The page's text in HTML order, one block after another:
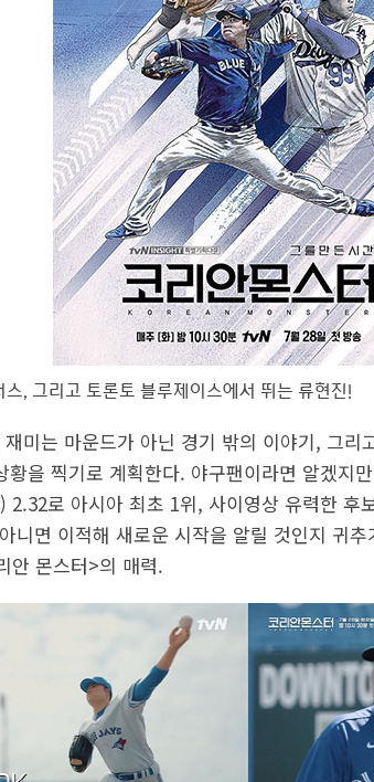
, 그리고 토론토 블루제이스에서 뛰는 류현진!
미는 마운드가 아닌 경기 밖의 이야기, 그
황을 찍기로 계획한다. 야구팬이라면 알겠지
2.32로 아시아 최초 1위, 사이영상 유력한 후
니면 이적해 새로운 시작을 알릴 것인지 귀
안 몬스터>의 매력.